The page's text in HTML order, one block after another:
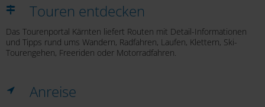
Touren entdecken
Das Tourenportal Kärnten liefert Routen mit Detail-Informationen
und Tipps rund ums Wandern, Radfahren, Laufen, Klettern, Ski-
Tourengehen, Freeriden oder Motorradfahren.
Anreise